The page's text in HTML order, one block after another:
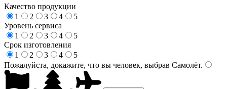
Качество продукции
1
2 3 4
5
Уровень сервиса
1
2 3 4
5
Срок изготовления
1
2 3 4
5
Пожалуйста, докажите, что вы человек, выбрав Самолёт.